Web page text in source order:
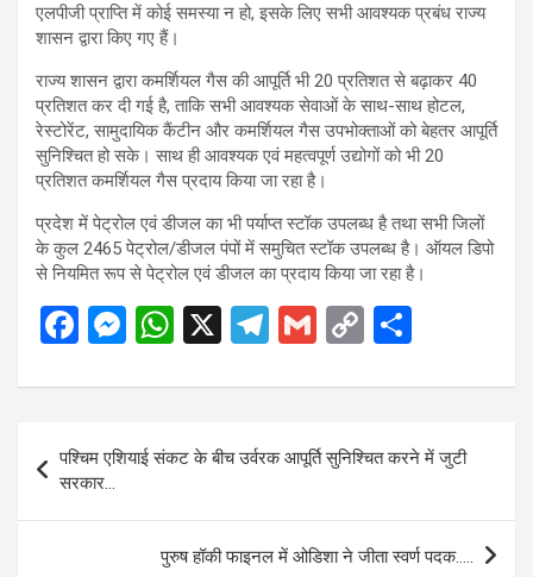
एलपीजी प्राप्ति में कोई समस्या न हो, इसके लिए सभी आवश्यक प्रबंध राज्य
शासन द्वारा किए गए हैं।
राज्य शासन द्वारा कमर्शियल गैस की आपूर्ति भी 20 प्रतिशत से बढ़ाकर 40
प्रतिशत कर दी गई है, ताकि सभी आवश्यक सेवाओं के साथ-साथ होटल,
रेस्टोरेंट, सामुदायिक कैंटीन और कमर्शियल गैस उपभोक्ताओं को बेहतर आपूर्ति
सुनिश्चित हो सके। साथ ही आवश्यक एवं महत्वपूर्ण उद्योगों को भी 20
प्रतिशत कमर्शियल गैस प्रदाय किया जा रहा है।
प्रदेश में पेट्रोल एवं डीजल का भी पर्याप्त स्टॉक उपलब्ध है तथा सभी जिलों
के कुल 2465 पेट्रोल/डीजल पंपों में समुचित स्टॉक उपलब्ध है। ऑयल डिपो
से नियमित रूप से पेट्रोल एवं डीजल का प्रदाय किया जा रहा है।
F
ce
o
o
M
se
n
g
er
W
at
A
p
p
X
T
e
a
m
G
ail
C
py
n
k
ar
e
navigation
पश्चिम एशियाई संकट के बीच उर्वरक आपूर्ति सुनिश्चित करने में जुटी
सरकार…
पुरुष हॉकी फाइनल में ओडिशा ने जीता स्वर्ण पदक…..